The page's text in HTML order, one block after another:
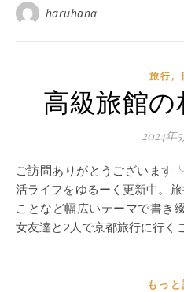
haruhana
旅行,
高級旅館の
2024年
ご訪問ありがとうございます╰(*´︶`*)╯ アラサーの東京生
活ライフをゆるーく更新中。
ことなど幅広いテーマで書き
女友達と2人で京都旅行に行
もっ